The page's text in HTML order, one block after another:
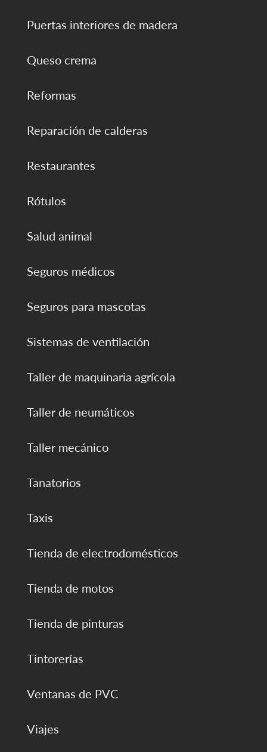
Puertas interiores de madera
Queso crema
Reformas
Reparación de calderas
Restaurantes
Rótulos
Salud animal
Seguros médicos
Seguros para mascotas
Sistemas de ventilación
Taller de maquinaria agrícola
Taller de neumáticos
Taller mecánico
Tanatorios
Taxis
Tienda de electrodomésticos
Tienda de motos
Tienda de pinturas
Tintorerías
Ventanas de PVC
Viajes